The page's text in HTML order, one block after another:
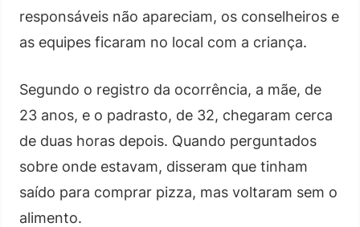
responsáveis não apareciam, os conselheiros e
as equipes ficaram no local com a criança.
Segundo o registro da ocorrência, a mãe, de
23 anos, e o padrasto, de 32, chegaram cerca
de duas horas depois. Quando perguntados
sobre onde estavam, disseram que tinham
saído para comprar pizza, mas voltaram sem o
alimento.